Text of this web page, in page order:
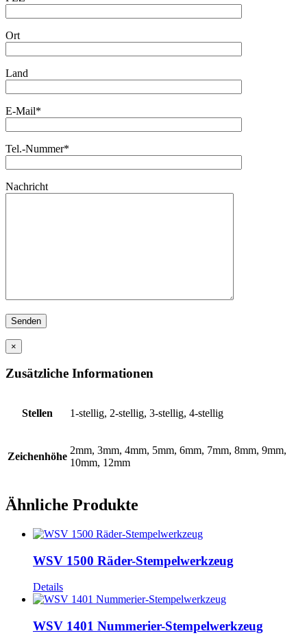
Ort
Land
E-Mail*
Tel.-Nummer*
Nachricht
×
Zusätzliche Informationen
Stellen 1-stellig, 2-stellig, 3-stellig, 4-stellig
Zeichenhöhe
2mm, 3mm, 4mm, 5mm, 6mm, 7mm, 8mm, 9mm,
10mm, 12mm
Ähnliche Produkte
WSV 1500 Räder-Stempelwerkzeug
Details
WSV 1401 Nummerier-Stempelwerkzeug